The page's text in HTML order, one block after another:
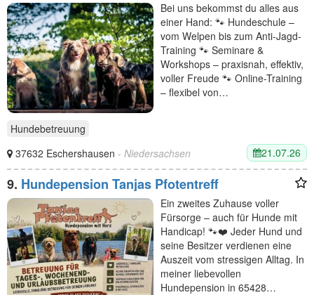
Bei uns bekommst du alles aus
einer Hand: 🐾 Hundeschule –
vom Welpen bis zum Anti-Jagd-
Training 🐾 Seminare &
Workshops – praxisnah, effektiv,
voller Freude 🐾 Online-Training
– flexibel von…
Hundebetreuung
37632 Eschershausen - Niedersachsen 21.07.26
9. Hundepension Tanjas Pfotentreff
Ein zweites Zuhause voller
Fürsorge – auch für Hunde mit
Handicap! 🐾❤️ Jeder Hund und
seine Besitzer verdienen eine
Auszeit vom stressigen Alltag. In
meiner liebevollen
Hundepension in 65428…